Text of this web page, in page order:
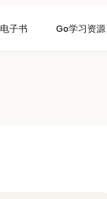
电子书 Go学习资源